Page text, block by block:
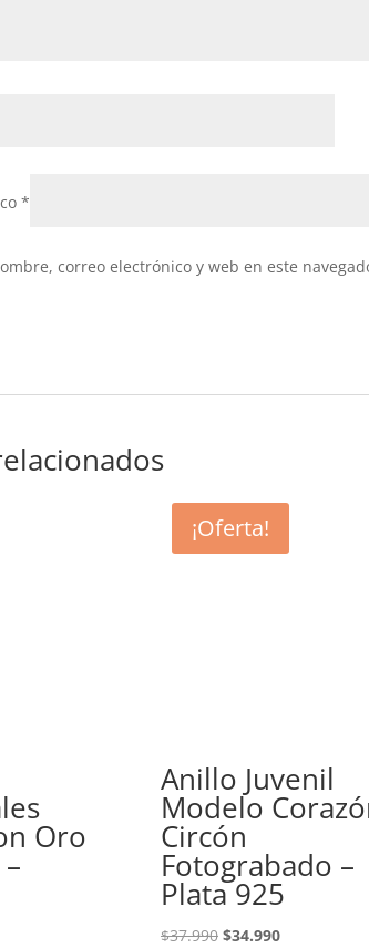
*
correo electrónico y web en este
Oro
¡Oferta!
Anillo Juvenil
Modelo
Circón
Fotograbado –
Plata 925
$37.990 El
$34.990El